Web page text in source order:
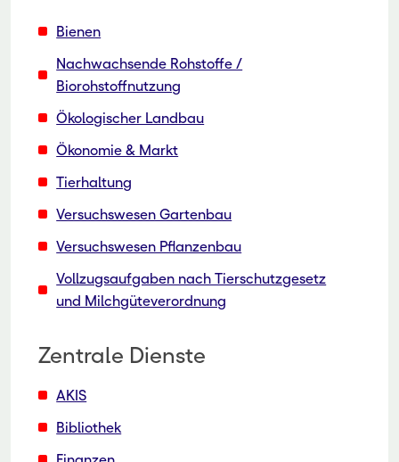
Bienen
Nachwachsende Rohstoffe /
Biorohstoffnutzung
Ökologischer Landbau
Ökonomie & Markt
Tierhaltung
Versuchswesen Gartenbau
Versuchswesen Pflanzenbau
Vollzugsaufgaben nach Tierschutzgesetz
und Milchgüteverordnung
Zentrale Dienste
AKIS
Bibliothek